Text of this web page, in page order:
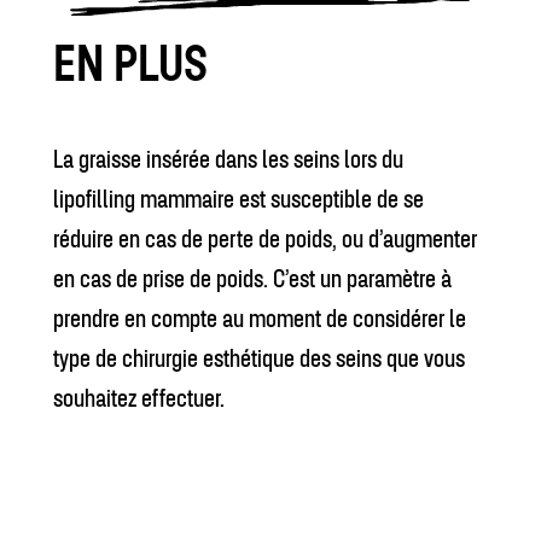
EN PLUS
La graisse insérée dans les seins lors du
lipofilling mammaire est susceptible de se
réduire en cas de perte de poids, ou d’augmenter
en cas de prise de poids. C’est un paramètre à
prendre en compte au moment de considérer le
type de chirurgie esthétique des seins que vous
souhaitez effectuer.